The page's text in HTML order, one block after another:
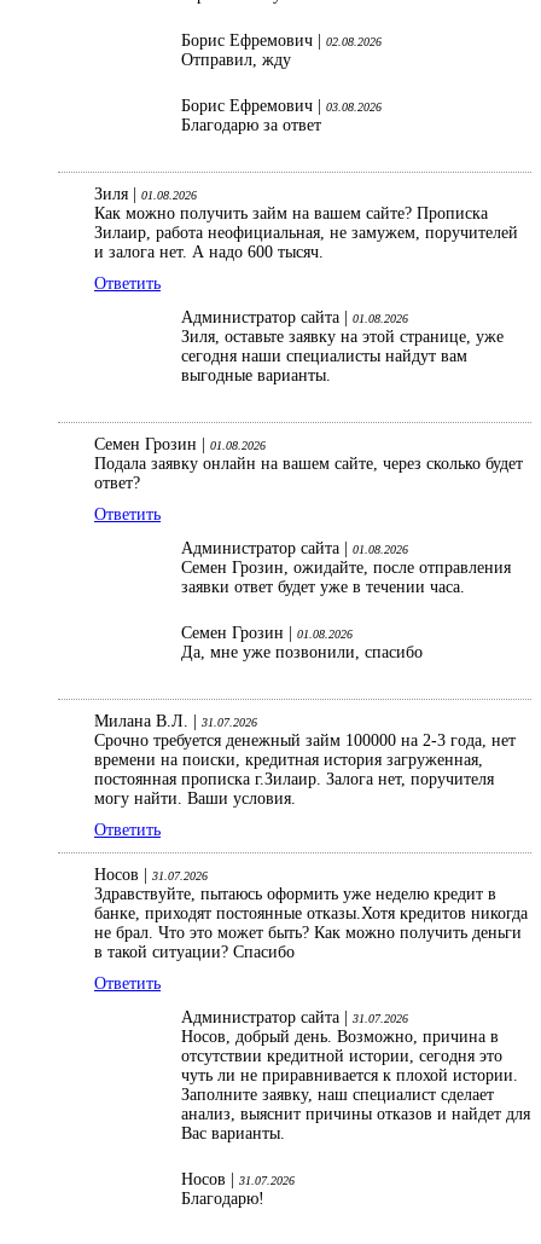
Борис Ефремович | 02.08.2026
Отправил, жду
Борис Ефремович | 03.08.2026
Благодарю за ответ
Зиля | 01.08.2026
Как можно получить займ на вашем сайте? Прописка
Зилаир, работа неофициальная, не замужем, поручителей
и залога нет. А надо 600 тысяч.
Ответить
Администратор сайта |
01.08.2026
Зиля, оставьте заявку на этой странице, уже
сегодня наши специалисты найдут вам
выгодные варианты.
Семен Грозин | 01.08.2026
Подала заявку онлайн на вашем сайте, через сколько будет
ответ?
Ответить
Администратор сайта |
01.08.2026
Семен Грозин, ожидайте, после отправления
заявки ответ будет уже в течении часа.
Семен Грозин | 01.08.2026
Да, мне уже позвонили, спасибо
Милана В.Л. | 31.07.2026
Срочно требуется денежный займ 100000 на 2-3 года, нет
времени на поиски, кредитная история загруженная,
постоянная прописка г.Зилаир. Залога нет, поручителя
могу найти. Ваши условия.
Ответить
Носов | 31.07.2026
Здравствуйте, пытаюсь оформить уже неделю кредит в
банке, приходят постоянные отказы.Хотя кредитов никогда
не брал. Что это может быть? Как можно получить деньги
в такой ситуации? Спасибо
Ответить
Администратор сайта |
31.07.2026
Носов, добрый день. Возможно, причина в
отсутствии кредитной истории, сегодня это
чуть ли не приравнивается к плохой истории.
Заполните заявку, наш специалист сделает
анализ, выяснит причины отказов и найдет для
Вас варианты.
Носов | 31.07.2026
Благодарю!